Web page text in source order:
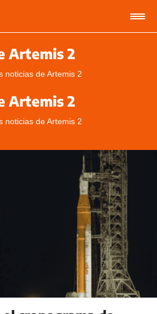
Artemis 2
noticias de Artemis 2
Artemis 2
noticias de Artemis 2